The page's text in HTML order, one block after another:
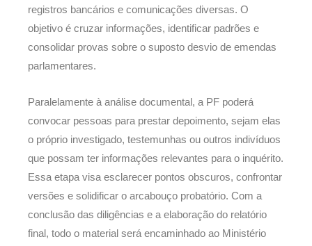
registros bancários e comunicações diversas. O
objetivo é cruzar informações, identificar padrões e
consolidar provas sobre o suposto desvio de emendas
parlamentares.
Paralelamente à análise documental, a PF poderá
convocar pessoas para prestar depoimento, sejam elas
o próprio investigado, testemunhas ou outros indivíduos
que possam ter informações relevantes para o inquérito.
Essa etapa visa esclarecer pontos obscuros, confrontar
versões e solidificar o arcabouço probatório. Com a
conclusão das diligências e a elaboração do relatório
final, todo o material será encaminhado ao Ministério